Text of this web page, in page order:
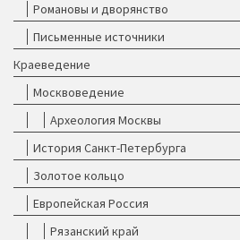
Романовы и дворянство
Письменные источники
Краеведение
Москвоведение
Археология Москвы
История Санкт-Петербурга
Золотое кольцо
Европейская Россия
Рязанский край